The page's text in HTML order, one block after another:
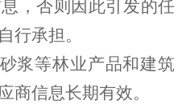
，否则因此引发的任
行承担。
砂浆等林业产品和建筑
商信息长期有效。